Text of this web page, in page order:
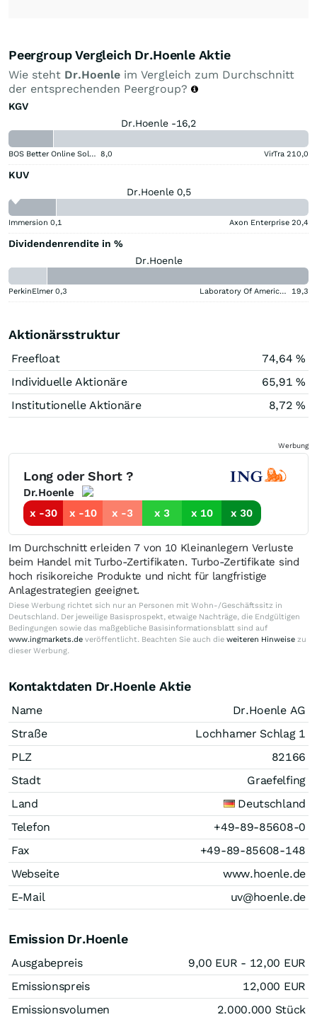
Peergroup Vergleich Dr.Hoenle Aktie
Wie steht Dr.Hoenle im Vergleich zum Durchschnitt
der entsprechenden Peergroup?
KGV
Dr.Hoenle -16,2
BOS Better Online Solutions 8,0 VirTra 210,0
KUV
Dr.Hoenle 0,5
Immersion 0,1 Axon Enterprise 20,4
Dividendenrendite in %
Dr.Hoenle
PerkinElmer 0,3 Laboratory Of America Holdings 19,3
Aktionärsstruktur
Freefloat
74,64 %
Individuelle Aktionäre
65,91 %
Institutionelle Aktionäre
8,72 %
Werbung
Long oder Short ?
Dr.Hoenle
x -30
x -10 x -3 x 3 x 10 x 30
Im Durchschnitt erleiden 7 von 10 Kleinanlegern Verluste
beim Handel mit Turbo-Zertifikaten. Turbo-Zertifikate sind
hoch risikoreiche Produkte und nicht für langfristige
Anlagestrategien geeignet.
Diese Werbung richtet sich nur an Personen mit Wohn-/Geschäftssitz in
Deutschland. Der jeweilige Basisprospekt, etwaige Nachträge, die Endgültigen
Bedingungen sowie das maßgebliche Basisinformationsblatt sind auf
www.ingmarkets.de veröffentlicht. Beachten Sie auch die weiteren Hinweise zu
dieser Werbung.
Kontaktdaten Dr.Hoenle Aktie
Name
Dr.Hoenle AG
Straße
Lochhamer Schlag 1
PLZ
82166
Stadt
Graefelfing
Land
Deutschland
Telefon
+49-89-85608-0
Fax
+49-89-85608-148
Webseite
www.hoenle.de
E-Mail
uv@hoenle.de
Emission Dr.Hoenle
Ausgabepreis 9,00 EUR - 12,00 EUR
Emissionspreis
12,000 EUR
Emissionsvolumen
2.000.000 Stück